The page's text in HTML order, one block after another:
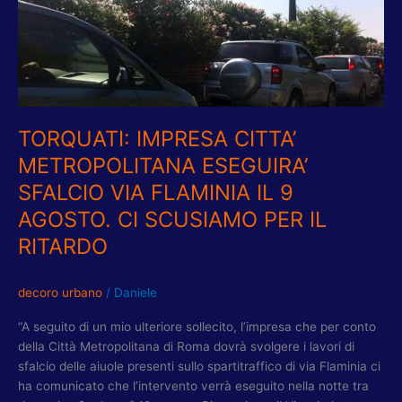
TORQUATI: IMPRESA CITTA’
METROPOLITANA ESEGUIRA’
SFALCIO VIA FLAMINIA IL 9
AGOSTO. CI SCUSIAMO PER IL
RITARDO
decoro urbano / Daniele
“A seguito di un mio ulteriore sollecito, l’impresa che per conto
della Città Metropolitana di Roma dovrà svolgere i lavori di
sfalcio delle aiuole presenti sullo spartitraffico di via Flaminia ci
ha comunicato che l’intervento verrà eseguito nella notte tra
METROPOLITANA
9
CI
SCUSIAMO
PER
IL
RITARDO